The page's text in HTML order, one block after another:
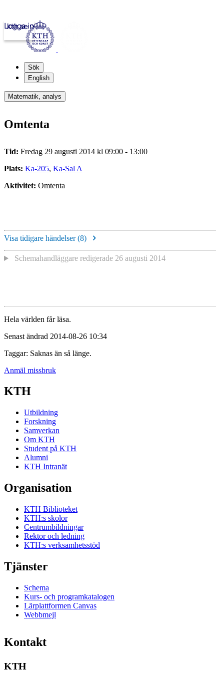
kth.se
Logga in
Sök
English
Matematik, analys
Omtenta
Tid: Fredag 29 augusti 2014 kl 09:00 - 13:00
Plats: Ka-205, Ka-Sal A
Aktivitet: Omtenta
Visa tidigare händelser (8)
Schemahandläggare redigerade 26 augusti 2014
Hela världen får läsa.
Senast ändrad 2014-08-26 10:34
Taggar: Saknas än så länge.
Anmäl missbruk
KTH
Utbildning
Forskning
Samverkan
Om KTH
Student på KTH
Alumni
KTH Intranät
Organisation
KTH Biblioteket
KTH:s skolor
Centrumbildningar
Rektor och ledning
KTH:s verksamhetsstöd
Tjänster
Schema
Kurs- och programkatalogen
Lärplattformen Canvas
Webbmejl
Kontakt
KTH